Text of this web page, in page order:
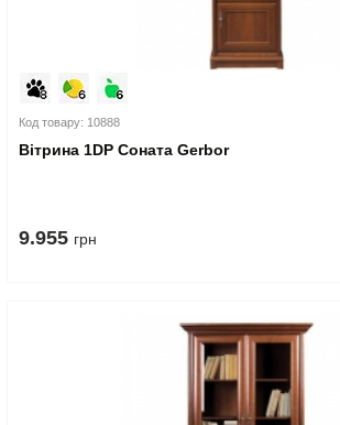
Код товару: 10888
Вітрина 1DP Соната Gerbor
9.955 грн